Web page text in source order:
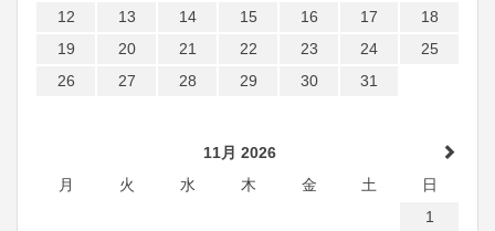
12
13 14 15 16 17
18
19
20 21 22 23 24
25
26
27 28 29 30 31
11月 2026
月
火 水 木 金 土
日
1